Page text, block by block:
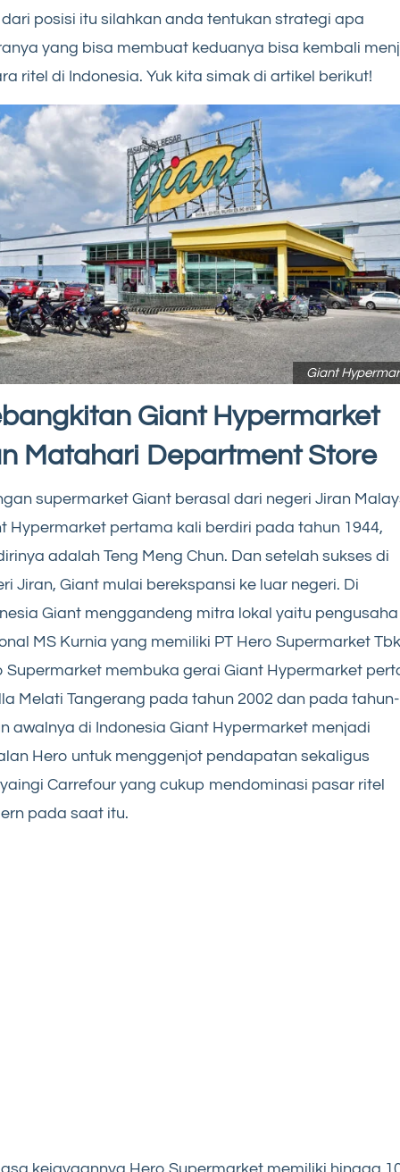
dari posisi itu silahkan anda tentukan strategi apa
yang bisa membuat keduanya bisa kembali
ritel di Indonesia. Yuk kita simak di artikel berikut!
Giant
Giant Hypermarket
Matahari Department Store
supermarket Giant berasal dari negeri Jiran
Hypermarket pertama kali berdiri pada tahun 1944,
adalah Teng Meng Chun. Dan setelah sukses di
Jiran, Giant mulai berekspansi ke luar negeri. Di
Giant menggandeng mitra lokal yaitu pengusaha
MS Kurnia yang memiliki PT Hero Supermarket
Supermarket membuka gerai Giant Hypermarket
Melati Tangerang pada tahun 2002 dan pada tahun-
awalnya di Indonesia Giant Hypermarket menjadi
Hero untuk menggenjot pendapatan sekaligus
Carrefour yang cukup mendominasi pasar ritel
pada saat itu.